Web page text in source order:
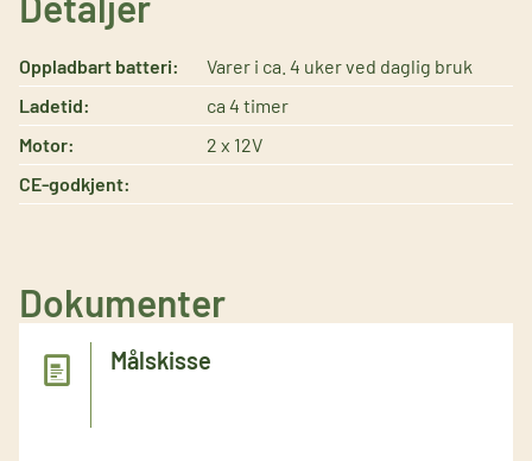
Oppladbart batteri:
Varer i ca. 4 uker ved daglig bruk
Ladetid:
ca 4 timer
Motor:
2 x 12V
CE-godkjent:
Dokumenter
Målskisse